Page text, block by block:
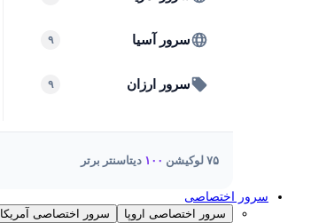
سرور آسیا ۹
سرور ارزان ۹
۷۵ لوکیشن ۱۰۰ دیتاسنتر برتر
سرور اختصاصی
سرور اختصاصی اروپا
سرور اختصاصی آمریکا